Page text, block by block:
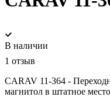
В наличии
1 отзыв
CARAV 11-364 -
магнитол в штатное